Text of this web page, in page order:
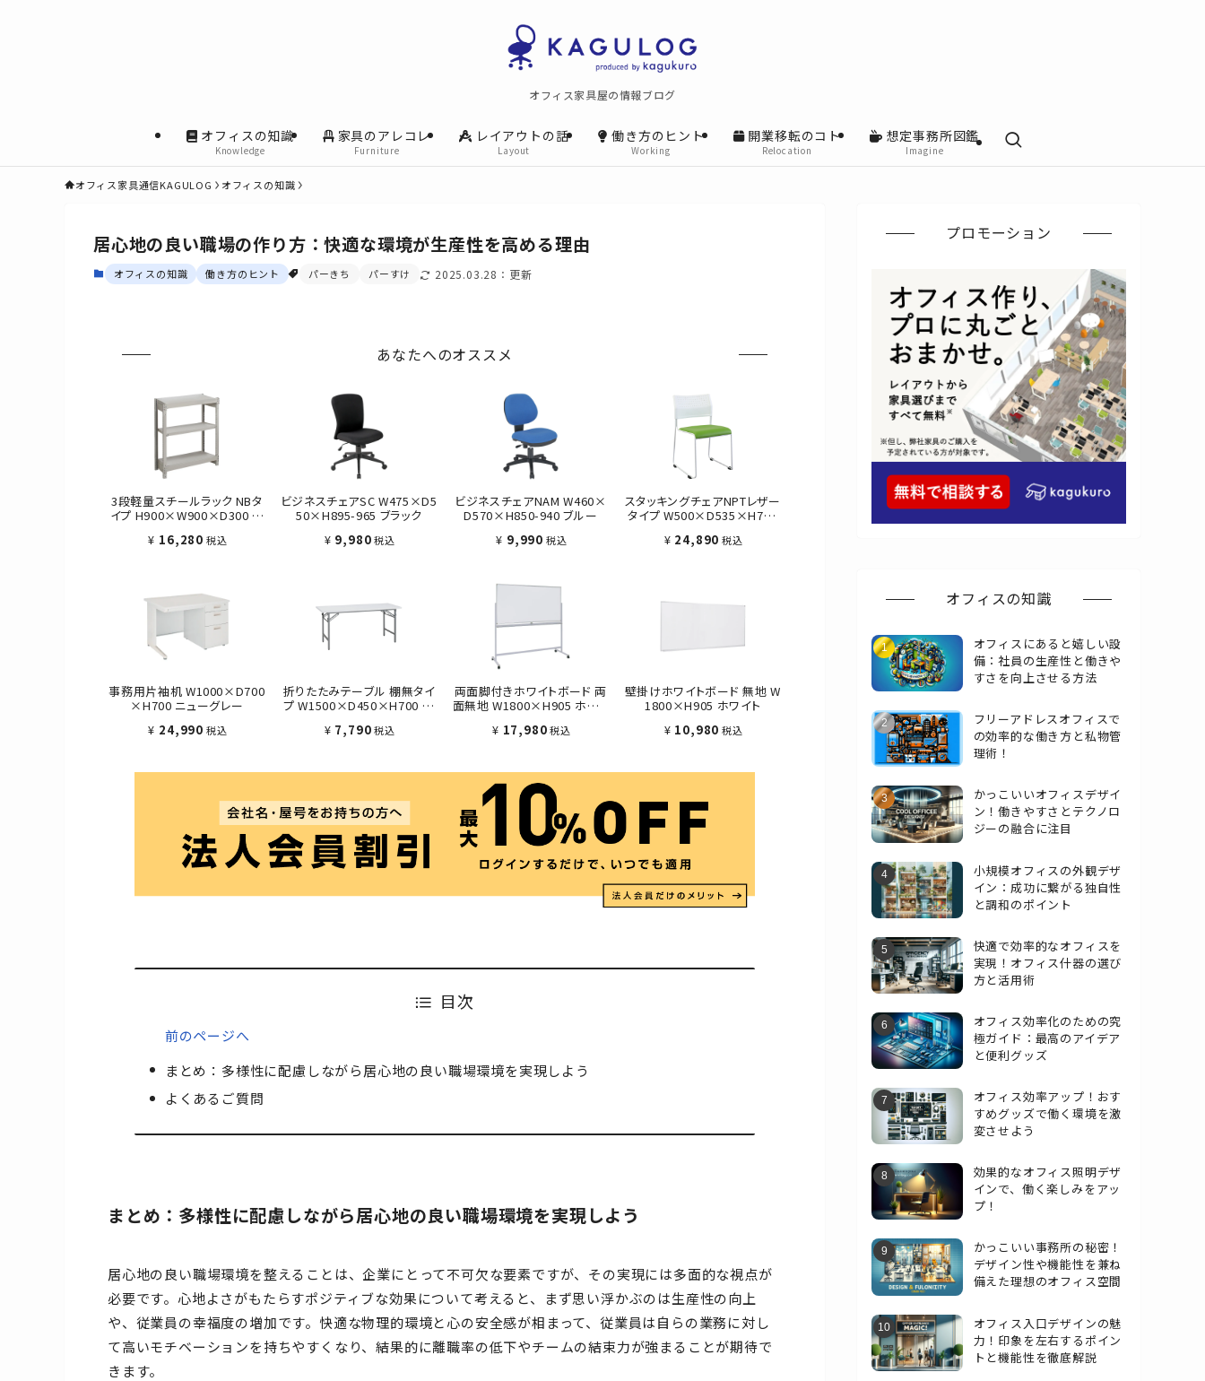
オフィス家具屋の情報ブログ
オフィスの知識
Knowledge
家具のアレコレ
Furniture
レイアウトの話
Layout
働き方のヒント
Working
開業移転のコト
Relocation
想定事務所図鑑
Imagine
オフィス家具通信KAGULOG オフィスの知識
居心地の良い職場の作り方：快適な環境が生産性を高める理由
オフィスの知識 働き方のヒント パーきち パーすけ 2025.03.28
あなたへのオススメ
3段軽量スチールラック NBタ
イプ H900×W900×D300 ア
¥ 16,280 税込
ビジネスチェアSC W475×D5
50×H895-965 ブラック
¥ 9,980税込
ビジネスチェアNAM W460×
D570×H850-940 ブルー
¥ 9,990 税込
スタッキングチェアNPTレザー
タイプ W500×D535×H780
¥ 24,890 税込
事務用片袖机 W1000×D700
×H700 ニューグレー
¥ 24,990 税込
折りたたみテーブル 棚無タイ
プ W1500×D450×H700 ホ
¥ 7,790税込
両面脚付きホワイトボード 両
面無地 W1800×H905 ホワイ
¥ 17,980税込
壁掛けホワイトボード 無地 W
1800×H905 ホワイト
¥ 10,980 税込
目次
前のページへ
まとめ：多様性に配慮しながら居心地の良い職場環境を実現しよう
よくあるご質問
まとめ：多様性に配慮しながら居心地の良い職場環境を実現しよう
居心地の良い職場環境を整えることは、企業にとって不可欠な要素ですが、その実現には多面的な視点が
必要です。心地よさがもたらすポジティブな効果について考えると、まず思い浮かぶのは生産性の向上
や、従業員の幸福度の増加です。快適な物理的環境と心の安全感が相まって、従業員は自らの業務に対し
て高いモチベーションを持ちやすくなり、結果的に離職率の低下やチームの結束力が強まることが期待で
きます。
プロモーション
オフィスの知識
オフィスにあると嬉しい設
備：社員の生産性と働きや
すさを向上させる方法
フリーアドレスオフィスで
の効率的な働き方と私物管
理術！
かっこいいオフィスデザイ
ン！働きやすさとテクノロ
ジーの融合に注目
小規模オフィスの外観デザ
イン：成功に繋がる独自性
と調和のポイント
快適で効率的なオフィスを
実現！オフィス什器の選び
方と活用術
オフィス効率化のための究
極ガイド：最高のアイデア
と便利グッズ
オフィス効率アップ！おす
すめグッズで働く環境を激
変させよう
効果的なオフィス照明デザ
インで、働く楽しみをアッ
プ！
かっこいい事務所の秘密！
デザイン性や機能性を兼ね
備えた理想のオフィス空間
オフィス入口デザインの魅
力！印象を左右するポイン
トと機能性を徹底解説